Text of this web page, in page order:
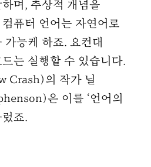
며, 추상적 개념을
퓨터 언어는 자연어로
능케 하죠. 요컨대
는 실행할 수 있습니다.
Crash)의 작가 닐
은 이를 ‘언어의
죠.